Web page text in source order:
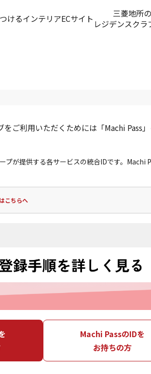
けるインテリアECサイト
三菱地所の
レジデンスクラ
ご利用いただくためには「Machi Pass
プが提供する各サービスの統合IDです。Machi
こちらへ
Machi PassのIDを
お持ちの方